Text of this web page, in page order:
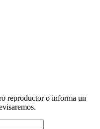
reproductor o informa un